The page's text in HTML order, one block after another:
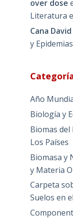
over dose
Literatura
Cana David
y Epidemias
Año
Biología y
Biomas
Los Países
Biomasa y
y Materia
Carpeta
Suelos en